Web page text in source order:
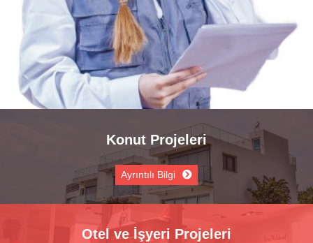
Konut Projeleri
Ayrıntılı Bilgi
Otel ve İşyeri Projeleri